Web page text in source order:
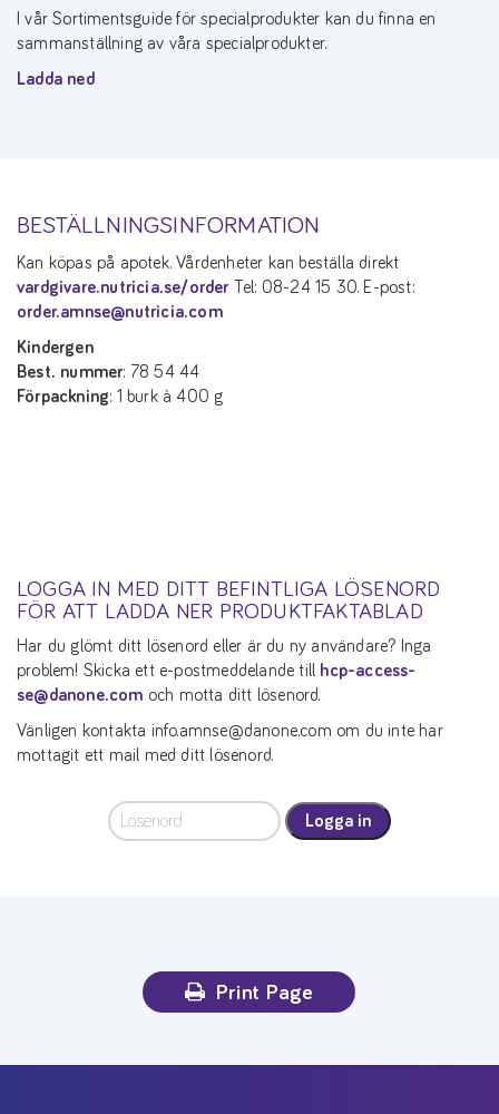
I vår Sortimentsguide för specialprodukter kan du finna en
sammanställning av våra specialprodukter.
Ladda ned
BESTÄLLNINGSINFORMATION
Kan köpas på apotek. Vårdenheter kan beställa direkt
vardgivare.nutricia.se/order Tel: 08-24 15 30. E-post:
order.amnse@nutricia.com
Kindergen
Best. nummer: 78 54 44
Förpackning: 1 burk à 400 g
LOGGA IN MED DITT BEFINTLIGA LÖSENORD
FÖR ATT LADDA NER PRODUKTFAKTABLAD
Har du glömt ditt lösenord eller är du ny användare? Inga
problem! Skicka ett e-postmeddelande till hcp-access-
se@danone.com och motta ditt lösenord.
Vänligen kontakta info.amnse@danone.com om du inte har
mottagit ett mail med ditt lösenord.
Logga in
Print Page